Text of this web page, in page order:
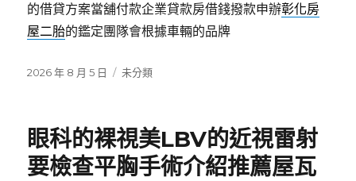
的借貸方案當舖付款企業貸款房借錢撥款申辦彰化房
屋二胎的鑑定團隊會根據車輛的品牌
發
2026 年 8 月 5 日
分
未分類
眼科的裸視美LBV的近視雷射
要檢查平胸手術介紹推薦屋瓦